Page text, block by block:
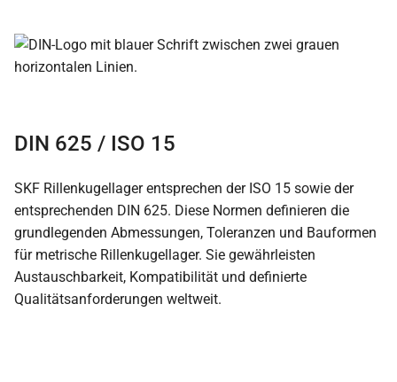
DIN 625 / ISO 15
SKF Rillenkugellager entsprechen der ISO 15 sowie der
entsprechenden DIN 625. Diese Normen definieren die
grundlegenden Abmessungen, Toleranzen und Bauformen
für metrische Rillenkugellager. Sie gewährleisten
Austauschbarkeit, Kompatibilität und definierte
Qualitätsanforderungen weltweit.